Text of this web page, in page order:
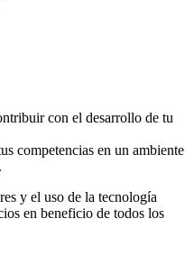
con el desarrollo de tu
competencias en un ambiente
y el uso de la tecnología
en beneficio de todos los